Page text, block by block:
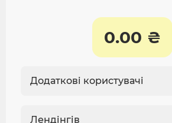
0.00 ₴
Додаткові користувачі
Лендінгів